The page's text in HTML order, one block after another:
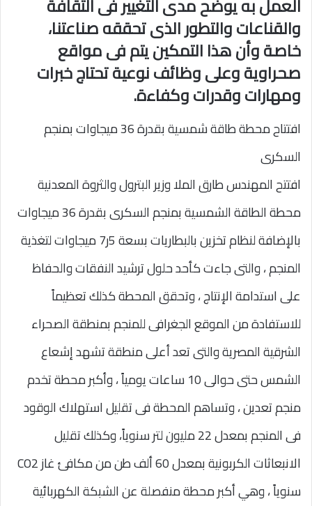
العمل به يوضح مدى التغيير فى الثقافة
والقناعات والتطور الذى تحققه صناعتنا،
خاصة وأن هذا التمكين يتم فى مواقع
صحراوية وعلى وظائف نوعية تحتاج خبرات
ومهارات وقدرات وكفاءة.
افتتاح محطة طاقة شمسية بقدرة 36 ميجاوات بمنجم
السكرى
افتتح المهندس طارق الملا وزير البترول والثروة المعدنية
محطة الطاقة الشمسية بمنجم السكرى بقدرة 36 ميجاوات
بالإضافة لنظام تخزين بالبطاريات بسعة 5ر7 ميجاوات لتغذية
المنجم ، والتى جاءت كأحد حلول ترشيد النفقات والحفاظ
على استدامة الإنتاج ، وتحقق المحطة كذلك تعظيماً
للاستفادة من الموقع الجغرافى للمنجم بمنطقة الصحراء
الشرقية المصرية والتى تعد أعلى منطقة تشهد إشعاع
الشمس حتى حوالى 10 ساعات يومياً ، وأكبر محطة تخدم
منجم تعدين ، وتساهم المحطة فى تقليل استهلاك الوقود
فى المنجم بمعدل 22 مليون لتر سنوياً، وكذلك تقليل
الانبعاثات الكربونية بمعدل 60 ألف طن من مكافئ غاز CO2
سنوياً ، وهي أكبر محطة منفصلة عن الشبكة الكهربائية